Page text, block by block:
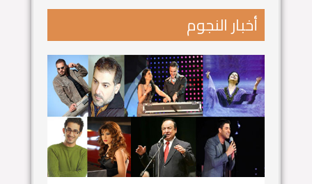
أخبار النجوم